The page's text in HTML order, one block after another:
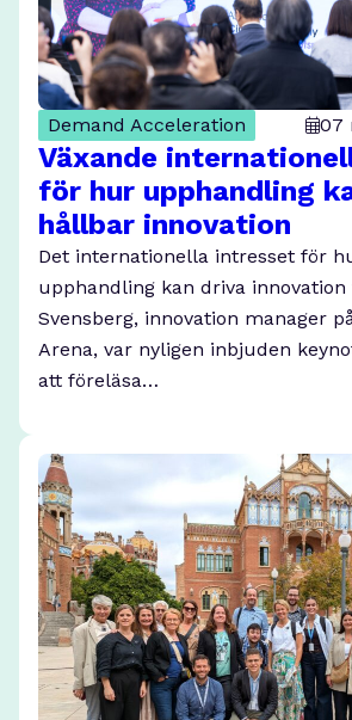
Demand Acceleration 07
Växande
för hur upphandling
hållbar innovation
Det internationella intresset för
upphandling kan driva innovation
Svensberg, innovation manager
Arena, var nyligen inbjuden
att föreläsa…